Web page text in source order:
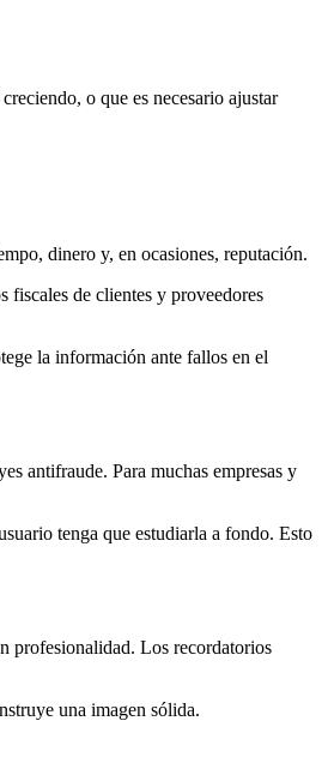
o que es necesario ajustar
dinero y, en ocasiones, reputación.
fiscales de clientes y proveedores
la información ante fallos en el
antifraude. Para muchas empresas y
tenga que estudiarla a fondo. Esto
profesionalidad. Los recordatorios
una imagen sólida.